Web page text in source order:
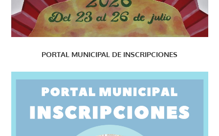
PORTAL MUNICIPAL DE INSCRIPCIONES